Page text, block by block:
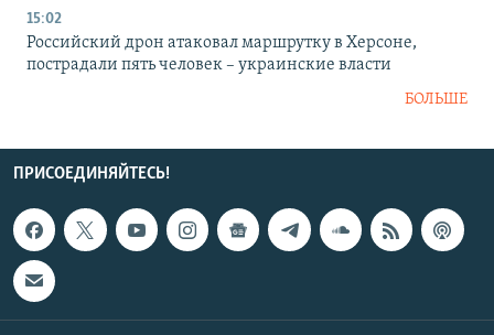
15:02
Российский дрон атаковал маршрутку в Херсоне,
пострадали пять человек – украинские власти
БОЛЬШЕ
ПРИСОЕДИНЯЙТЕСЬ!